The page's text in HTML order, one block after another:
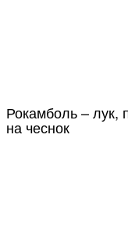
Рокамболь – лук,
на чеснок